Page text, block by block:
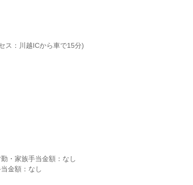
ス：川越ICから車で15分)
・家族手当金額：なし
金額：なし